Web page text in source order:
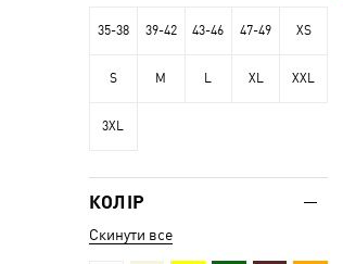
35-38 39-42 43-46 47-49 XS
S M L XL XXL
3XL
КОЛІР
Скинути все